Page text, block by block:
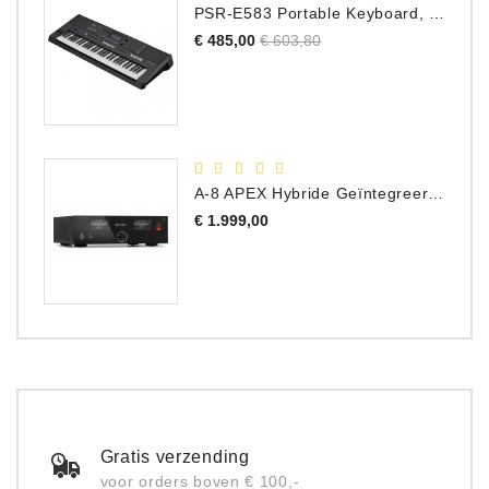
€ 485,00 Normale
€ 603,80Prijs
€ 1.999,00Prijs
Gratis verzending
voor orders boven € 100,-